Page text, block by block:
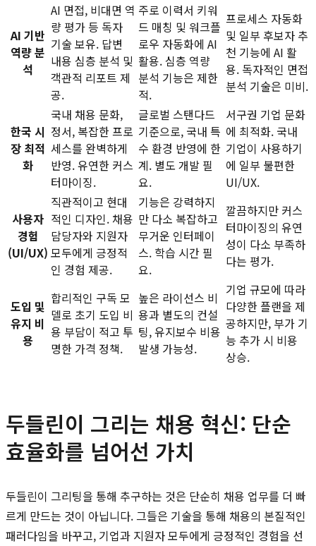
AI 기반
역량 분
석
AI 면접, 비대면 역
량 평가 등 독자
기술 보유. 답변
내용 심층 분석 및
객관적 리포트 제
공.
주로 이력서 키워
드 매칭 및 워크플
로우 자동화에 AI
활용. 심층 역량
분석 기능은 제한
적.
프로세스 자동화
및 일부 후보자 추
천 기능에 AI 활
용. 독자적인 면접
분석 기술은 미비.
한국 시
장 최적
화
국내 채용 문화,
정서, 복잡한 프로
세스를 완벽하게
반영. 유연한 커스
터마이징.
글로벌 스탠다드
기준으로, 국내 특
수 환경 반영에 한
계. 별도 개발 필
요.
서구권 기업 문화
에 최적화. 국내
기업이 사용하기
에 일부 불편한
UI/UX.
사용자
경험
(UI/UX)
직관적이고 현대
적인 디자인. 채용
담당자와 지원자
모두에게 긍정적
인 경험 제공.
기능은 강력하지
만 다소 복잡하고
무거운 인터페이
스. 학습 시간 필
요.
깔끔하지만 커스
터마이징의 유연
성이 다소 부족하
다는 평가.
도입 및
유지 비
용
합리적인 구독 모
델로 초기 도입 비
용 부담이 적고 투
명한 가격 정책.
높은 라이선스 비
용과 별도의 컨설
팅, 유지보수 비용
발생 가능성.
기업 규모에 따라
다양한 플랜을 제
공하지만, 부가 기
능 추가 시 비용
상승.
두들린이 그리는 채용 혁신: 단순
효율화를 넘어선 가치
두들린이 그리팅을 통해 추구하는 것은 단순히 채용 업무를 더 빠
르게 만드는 것이 아닙니다. 그들은 기술을 통해 채용의 본질적인
패러다임을 바꾸고, 기업과 지원자 모두에게 긍정적인 경험을 선